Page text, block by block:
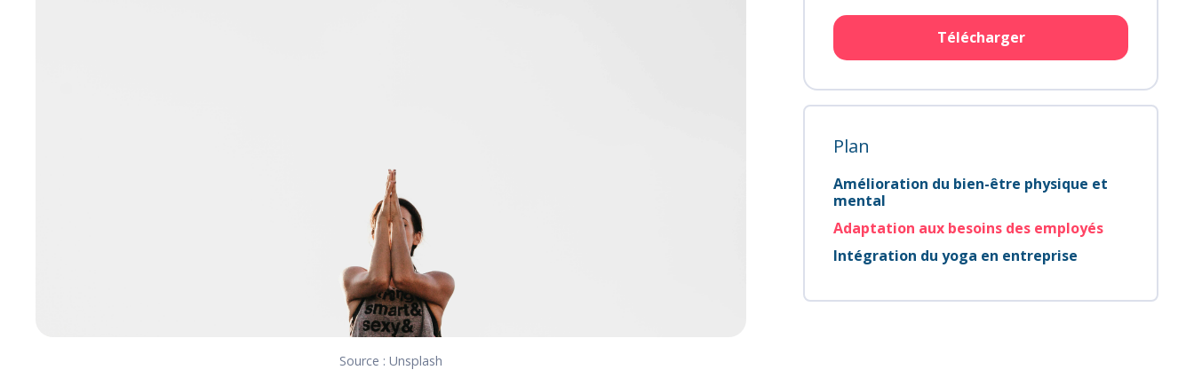
Source : Unsplash
Télécharger
Plan
Amélioration du bien-être physique et
mental
Adaptation aux besoins des employés
Intégration du yoga en entreprise